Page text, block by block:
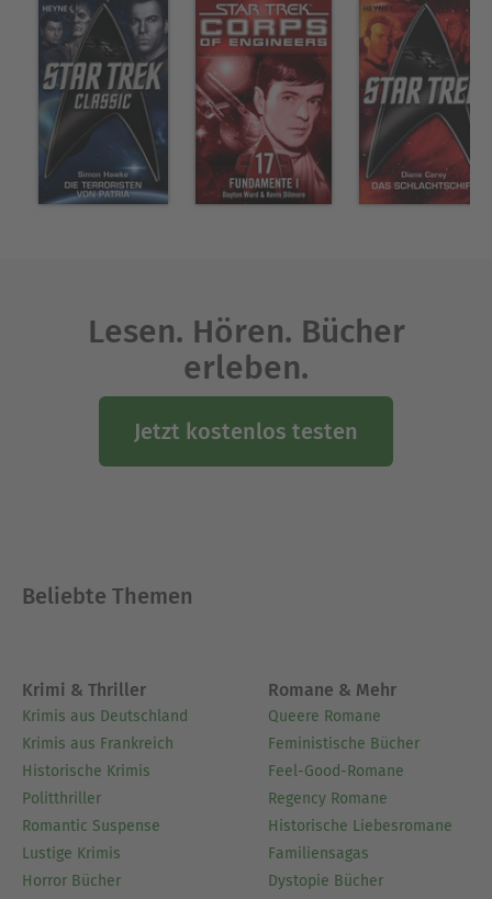
Lesen. Hören. Bücher
erleben.
Jetzt kostenlos testen
Beliebte Themen
Krimi & Thriller
Krimis aus Deutschland
Krimis aus Frankreich
Historische Krimis
Politthriller
Romantic Suspense
Lustige Krimis
Horror Bücher
Romane & Mehr
Queere Romane
Feministische Bücher
Feel-Good-Romane
Regency Romane
Historische Liebesromane
Familiensagas
Dystopie Bücher